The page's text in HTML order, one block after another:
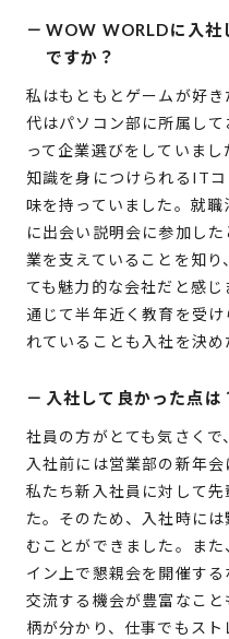
－ WOW WORLDに入社
ですか？
私はもともとゲームが好
代はパソコン部に所属し
って企業選びをしていま
知識を身につけられるIT
味を持っていました。就
に出会い説明会に参加し
業を支えていることを知
ても魅力的な会社だと感
通じて半年近く教育を受
れていることも入社を決め
－ 入社して良かった点は
社員の方がとても気さくで
入社前には営業部の新年
私たち新入社員に対して
た。そのため、入社時に
むことができました。ま
イン上で懇親会を開催す
交流する機会が豊富なこ
柄が分かり、仕事でもス